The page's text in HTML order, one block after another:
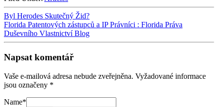
Byl Herodes Skutečný Žid?
Florida Patentových zástupců a IP Právníci : Florida Práva
Duševního Vlastnictví Blog
Napsat komentář
Vaše e-mailová adresa nebude zveřejněna. Vyžadované informace
jsou označeny *
Name*